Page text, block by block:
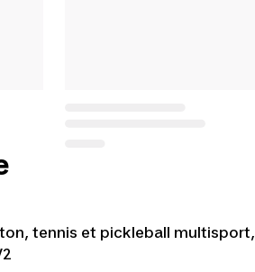
tennis et pickleball multisport,